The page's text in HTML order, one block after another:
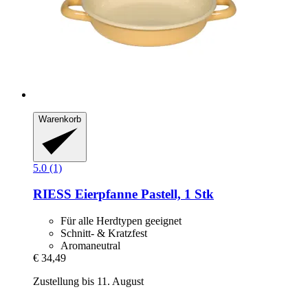
Warenkorb
5.0 (1)
RIESS Eierpfanne Pastell, 1 Stk
Für alle Herdtypen geeignet
Schnitt- & Kratzfest
Aromaneutral
€ 34,49
Zustellung bis 11. August